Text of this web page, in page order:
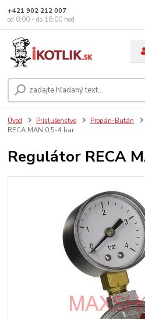
+421 902 212 007
od 8:00 - do 16:00 hod
Úvod Príslušenstvo Propán-Bután
RECA MAN 0,5-4 bar
Regulátor RECA